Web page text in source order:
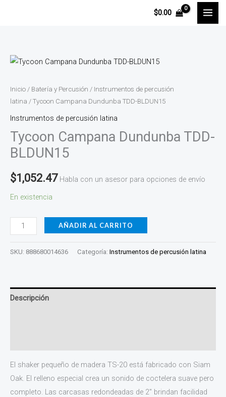
$0.00
Inicio / Batería y Percusión / Instrumentos de percusión
latina / Tycoon Campana Dundunba TDD-BLDUN15
Instrumentos de percusión latina
Tycoon Campana Dundunba TDD-
BLDUN15
$1,052.47 Habla con un asesor para opciones de envío
En existencia
Tycoon
Dundunba
TDD-
BLDUN15
cantidad
AÑADIR AL CARRITO
SKU: 888680014636 Categoría: Instrumentos de percusión latina
Descripción
El shaker pequeño de madera TS-20 está fabricado con Siam
Oak. El relleno especial crea un sonido de coctelera suave pero
completo. Las carcasas redondeadas de 2″ brindan facilidad